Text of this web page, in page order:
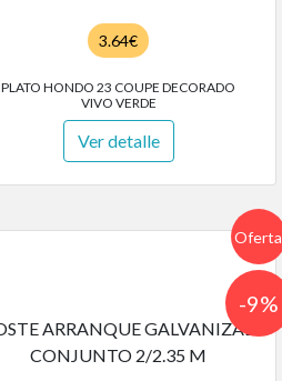
3.64€
PLATO HONDO 23 COUPE DECORADO
VIVO VERDE
Ver detalle
Oferta
-9%